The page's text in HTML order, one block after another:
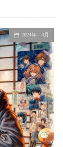
2024年 4月